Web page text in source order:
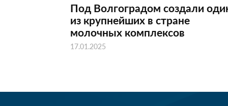
Под Волгоградом создали
из крупнейших в стране
молочных комплексов
17.01.2025